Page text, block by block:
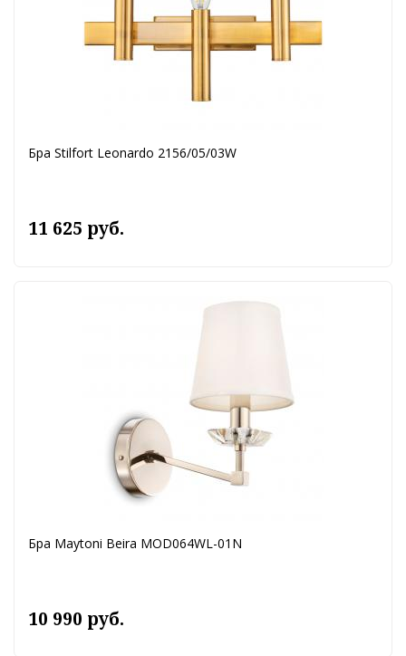
Бра Stilfort Leonardo 2156/05/03W
11 625 руб.
Бра Maytoni Beira MOD064WL-01N
10 990 руб.